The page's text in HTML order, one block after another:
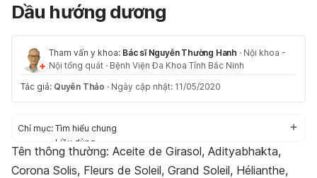
Dầu hướng dương
Tham vấn y khoa: Bác sĩ Nguyễn Thường Hanh · Nội khoa -
Nội tổng quát · Bệnh Viện Đa Khoa Tỉnh Bắc Ninh
Tác giả: Quyên Thảo · Ngày cập nhật: 11/05/2020
Chỉ mục: Tìm hiểu chung
Liều dùng
Tác dụng phụ
Thận trọng
Tên thông thường: Aceite de Girasol, Adityabhakta,
Corona Solis, Fleurs de Soleil, Grand Soleil, Hélianthe,